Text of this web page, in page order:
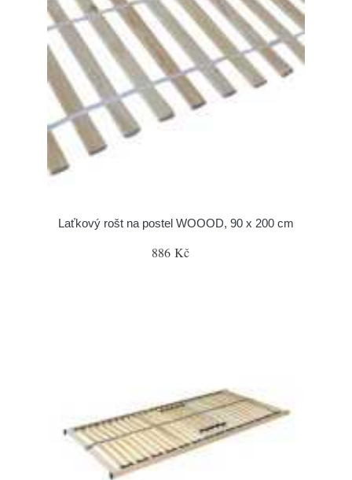
Laťkový rošt na postel WOOOD, 90 x 200 cm
886 Kč